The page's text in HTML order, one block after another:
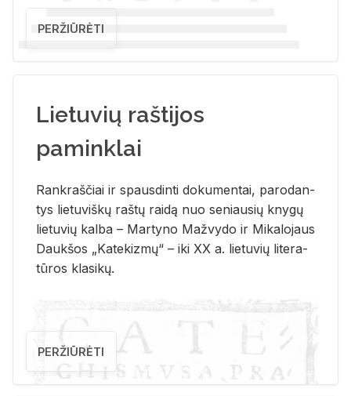
PERŽIŪRĖTI
Lietuvių raštijos
paminklai
Rank­raš­čiai ir spaus­din­ti do­ku­men­tai, pa­ro­dan­
tys lie­tu­viš­kų raš­tų rai­dą nuo se­niau­sių kny­gų
lie­tu­vių kal­ba – Mar­ty­no Ma­žvy­do ir Mi­ka­lo­jaus
Dauk­šos „Ka­te­kiz­mų“ – iki XX a. lie­tu­vių li­te­ra­
tū­ros kla­si­kų.
PERŽIŪRĖTI